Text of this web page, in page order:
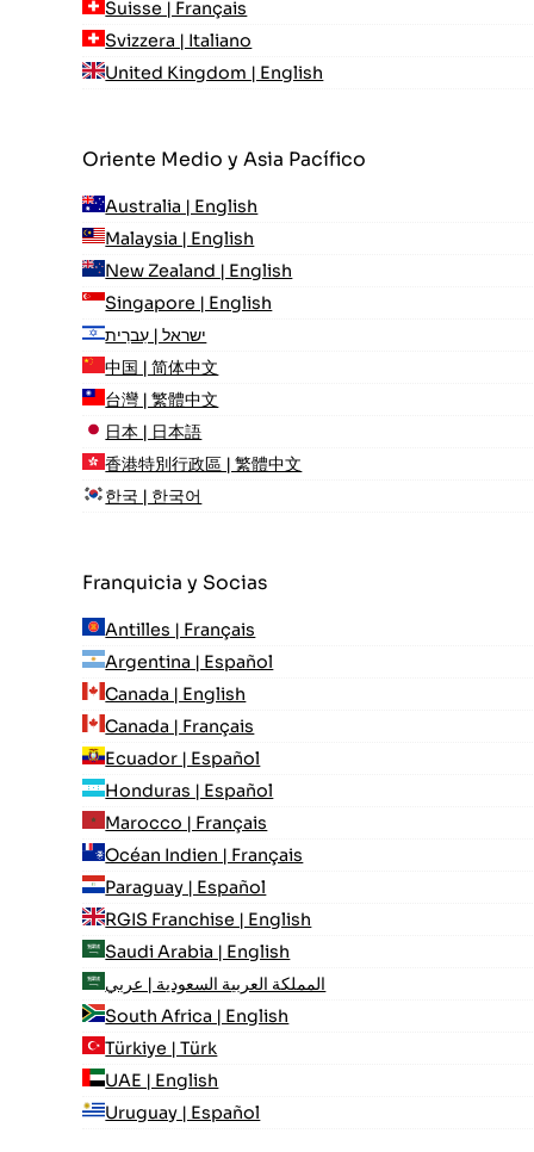
Suisse | Français
Svizzera | Italiano
United Kingdom | English
Oriente Medio y Asia Pacífico
Australia | English
Malaysia | English
New Zealand | English
Singapore | English
ישראל | עִברִית
中国 | 简体中文
台灣 | 繁體中文
日本 | 日本語
香港特別行政區 | 繁體中文
한국 | 한국어
Franquicia y Socias
Antilles | Français
Argentina | Español
Canada | English
Canada | Français
Ecuador | Español
Honduras | Español
Marocco | Français
Océan Indien | Français
Paraguay | Español
RGIS Franchise | English
Saudi Arabia | English
المملكة العربية السعودية | عربي
South Africa | English
Türkiye | Türk
UAE | English
Uruguay | Español